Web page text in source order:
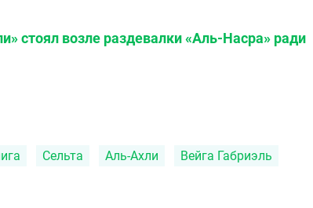
стоял возле раздевалки «Аль-Насра» ради
Сельта Аль-Ахли Вейга Габриэль